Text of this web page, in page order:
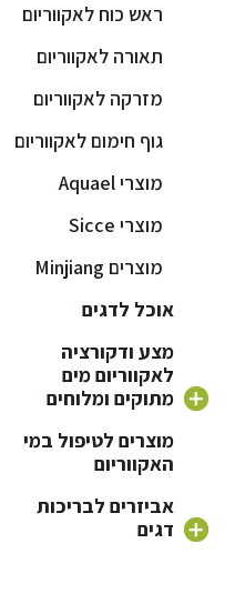
ראש כוח לאקווריום
תאורה לאקווריום
מזרקה לאקווריום
גוף חימום לאקווריום
מוצרי Aquael
מוצרי Sicce
מוצרים Minjiang
אוכל לדגים
מצע ודקורציה
לאקווריום מים
מתוקים ומלוחים
חצץ לאקווריום
צמחים לאקווריום
דקורציה וקישוטים
מוצרים לטיפול במי
האקווריום
אביזרים לבריכות
דגים